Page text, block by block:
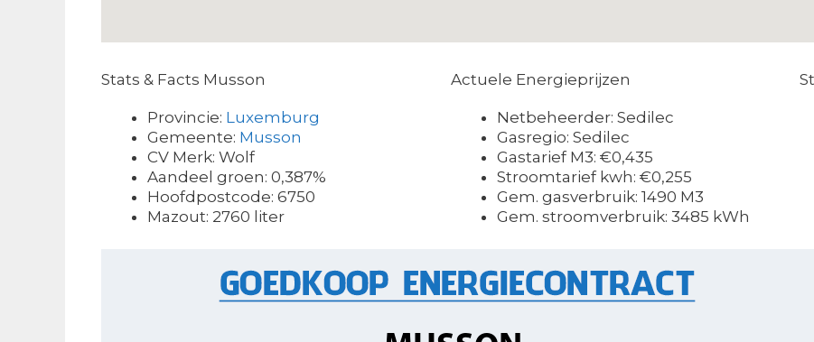
Stats & Facts Musson
Provincie: Luxemburg
Gemeente: Musson
CV Merk: Wolf
Aandeel groen: 0,387%
Hoofdpostcode: 6750
Mazout: 2760 liter
Actuele Energieprijzen
Netbeheerder: Sedilec
Gasregio: Sedilec
Gastarief M3: €0,435
Stroomtarief kwh: €0,255
Gem. gasverbruik: 1490 M3
Gem. stroomverbruik: 3485 kWh